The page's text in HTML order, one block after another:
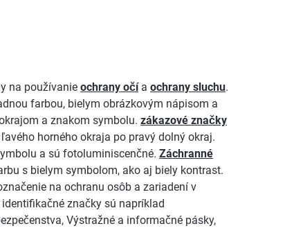
na používanie ochrany očía ochrany sluchu.
farbou, bielym obrázkovým nápisom a
a znakom symbolu. zákazové značky
horného okraja po pravý dolný okraj.
a sú fotoluminiscenčné. Záchranné
s bielym symbolom, ako aj biely kontrast.
na ochranu osôb a zariadení v
značky sú napríklad
Výstražné a informačné pásky,